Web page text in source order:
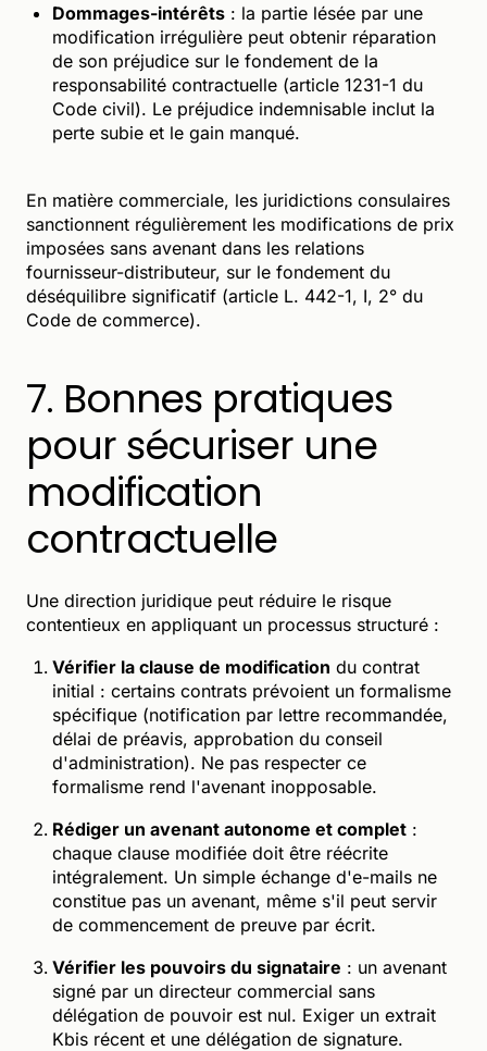
Dommages-intérêts : la partie lésée par une
modification irrégulière peut obtenir réparation
de son préjudice sur le fondement de la
responsabilité contractuelle (article 1231-1 du
Code civil). Le préjudice indemnisable inclut la
perte subie et le gain manqué.
En matière commerciale, les juridictions consulaires
sanctionnent régulièrement les modifications de prix
imposées sans avenant dans les relations
fournisseur-distributeur, sur le fondement du
déséquilibre significatif (article L. 442-1, I, 2° du
Code de commerce).
7. Bonnes pratiques
pour sécuriser une
modification
contractuelle
Une direction juridique peut réduire le risque
contentieux en appliquant un processus structuré :
Vérifier la clause de modification du contrat
initial : certains contrats prévoient un formalisme
spécifique (notification par lettre recommandée,
délai de préavis, approbation du conseil
d'administration). Ne pas respecter ce
formalisme rend l'avenant inopposable.
Rédiger un avenant autonome et complet :
chaque clause modifiée doit être réécrite
intégralement. Un simple échange d'e-mails ne
constitue pas un avenant, même s'il peut servir
de commencement de preuve par écrit.
Vérifier les pouvoirs du signataire : un avenant
signé par un directeur commercial sans
délégation de pouvoir est nul. Exiger un extrait
Kbis récent et une délégation de signature.